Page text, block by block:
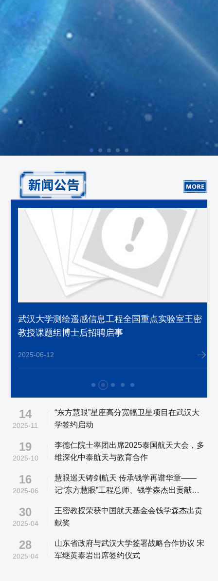
武汉大学测绘遥感信息工程全国重点实验室王密
教授课题组博士后招聘启事
2025-06-12
14
2025-11
“东方慧眼”星座高分宽幅卫星项目在武汉大
学签约启动
19
2025-10
李德仁院士率团出席2025泰国航天大会，多
维深化中泰航天与教育合作
16
2025-06
慧眼巡天铸剑航天 传承钱学再谱华章——
记“东方慧眼”工程总师、钱学森杰出贡献奖
30
2025-04
王密教授荣获中国航天基金会钱学森杰出贡
献奖
28
2025-04
山东省政府与武汉大学签署战略合作协议 宋
军继黄泰岩出席签约仪式